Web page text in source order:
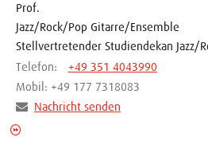
Prof.
Jazz/Rock/Pop Gitarre/Ensemble
Stellvertretender Studiendekan Jazz/
Telefon:
+49 351 4043990
Mobil: +49 177 7318083
Nachricht senden